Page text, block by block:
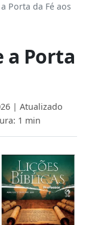
Porta da Fé aos
a Porta
| Atualizado
1 min